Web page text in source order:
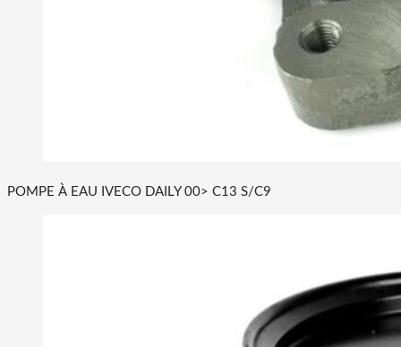
POMPE À EAU IVECO DAILY 00> C13 S/C9